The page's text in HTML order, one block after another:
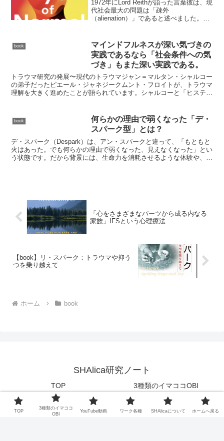
1972年にLord Reithが語った言葉彼は、現
代社会最大の問題は「疎外
（alienation）」であると述べました。こ
感覚意思決定から排除されている感覚を
意味しま...
book
マインドフルネスが深い気づきの
実践であるなら「社会条件への気
づき」もまた深い実践である。
トラウマ研究の発展〜現代のトラウマジャン＝マルタン・シャルコー
の弟子だったピエール・ジャネジークムント・フロイトが、トラウマ
理解を大きく進めたことが語られています。シャルコーと「ヒステリ
book
何らかの理由で弱くなった「デ・
スパーク型」とは？
デ・スパーク（Despark）は、アン・スパークと違って、「もともと
火はあった。でも何らかの理由で弱くなった、見えなくなった」とい
う状態です。だから背景には、生命力を消耗させるような体験や、長
「心をさまざまなパーツから成る内なる
家族」IFSという心理療法
【book】リ・スパーク：トラウマや抑う
つを乗り越えて
ホーム book
SHAlica研究ノート
TOP
3種類のイマココOBI
YouTube動画
ワーク各種
SHAlicaについて
ホームへ戻る
TOP
3種類のイマココ
OBI
YouTube動画 ワーク各種 SHAlicaについて ホームへ戻る